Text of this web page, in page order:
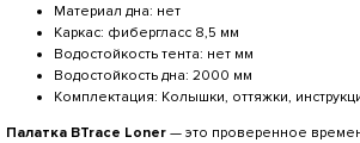
Материал дна: нет
Каркас: фибергласс 8,5 мм
Водостойкость тента: нет мм
Водостойкость дна: 2000 мм
Комплектация: Колышки, оттяжки,
Палатка BTrace Loner — это проверенное